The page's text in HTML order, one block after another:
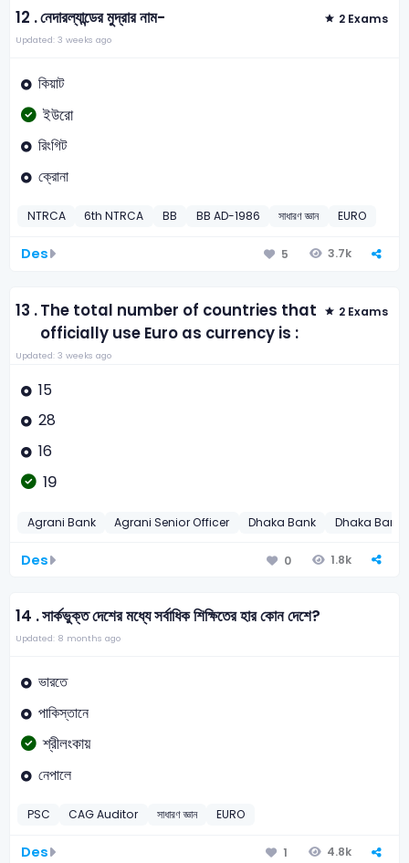
12 .নেদারল্যান্ডের মুদ্রার নাম- 2 Exams
Updated: 3 weeks ago
কিয়াট
ইউরো
রিংগিট
ক্রোনা
NTRCA 6th NTRCA BB BB AD-1986 সাধারণ জ্ঞান EURO
Des 5 3.7k
13 .The total number of countries that
officially use Euro as currency is :
2 Exams
Updated: 3 weeks ago
15
28
16
19
Agrani Bank Agrani Senior Officer Dhaka Bank Dhaka Bank
Des 0 1.8k
14 .সার্কভুক্ত দেশের মধ্যে সর্বাধিক শিক্ষিতের হার কোন দেশে?
Updated: 8 months ago
ভারতে
পাকিস্তানে
শ্রীলংকায়
নেপালে
PSC CAG Auditor সাধারণ জ্ঞান EURO
Des 1 4.8k